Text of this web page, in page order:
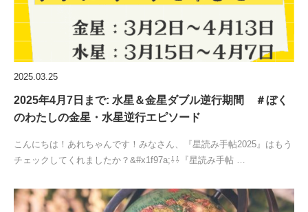
2025.03.25
2025年4月7日まで: 水星＆金星ダブル逆行期間 ＃ぼく
のわたしの金星・水星逆行エピソード
こんにちは！あれちゃんです！みなさん、『星読み手帖2025』はもう
チェックしてくれましたか？&#x1f97a;⇩⇩『星読み手帖 …